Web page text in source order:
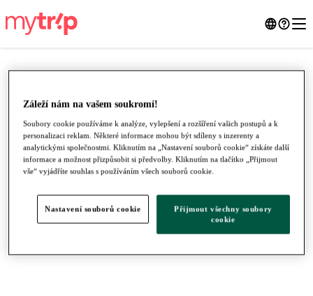
●● ●
Záleží nám na vašem soukromí!
Soubory cookie používáme k analýze, vylepšení a rozšíření vašich postupů a k
personalizaci reklam. Některé informace mohou být sdíleny s inzerenty a
analytickými společnostmi. Kliknutím na „Nastavení souborů cookie“ získáte další
informace a možnost přizpůsobit si předvolby. Kliknutím na tlačítko „Přijmout
vše“ vyjádříte souhlas s používáním všech souborů cookie.
Nastavení souborů cookie
Přijmout všechny soubory
cookie